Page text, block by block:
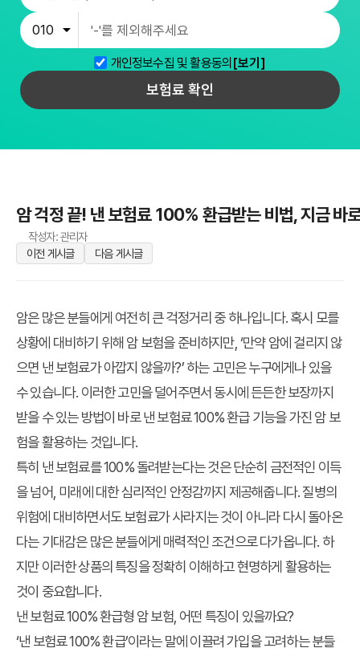
개인정보수집 및 활용동의 [보기]
보험료 확인
암 걱정 끝! 낸 보험료 100% 환급받는 비법, 지금 바
작성자: 관리자
이전 게시글
다음 게시글
암은 많은 분들에게 여전히 큰 걱정거리 중 하나입니다. 혹시 모를
상황에 대비하기 위해 암 보험을 준비하지만, ‘만약 암에 걸리지 않
으면 낸 보험료가 아깝지 않을까?’ 하는 고민은 누구에게나 있을
수 있습니다. 이러한 고민을 덜어주면서 동시에 든든한 보장까지
받을 수 있는 방법이 바로 낸 보험료 100% 환급 기능을 가진 암 보
험을 활용하는 것입니다.
특히 낸 보험료를 100% 돌려받는다는 것은 단순히 금전적인 이득
을 넘어, 미래에 대한 심리적인 안정감까지 제공해줍니다. 질병의
위험에 대비하면서도 보험료가 사라지는 것이 아니라 다시 돌아온
다는 기대감은 많은 분들에게 매력적인 조건으로 다가옵니다. 하
지만 이러한 상품의 특징을 정확히 이해하고 현명하게 활용하는
것이 중요합니다.
낸 보험료 100% 환급형 암 보험, 어떤 특징이 있을까요?
‘낸 보험료 100% 환급’이라는 말에 이끌려 가입을 고려하는 분들